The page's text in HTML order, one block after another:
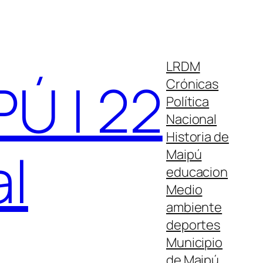
| 22
LRDM
Crónicas
Política
Nacional
Historia de
Maipú
educacion
Medio
ambiente
deportes
Municipio